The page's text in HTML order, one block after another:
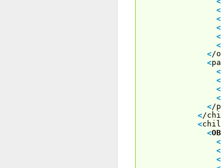
<
<
<
<
<
</
<
<
<
<
<
</
</
<
<
<
<
<